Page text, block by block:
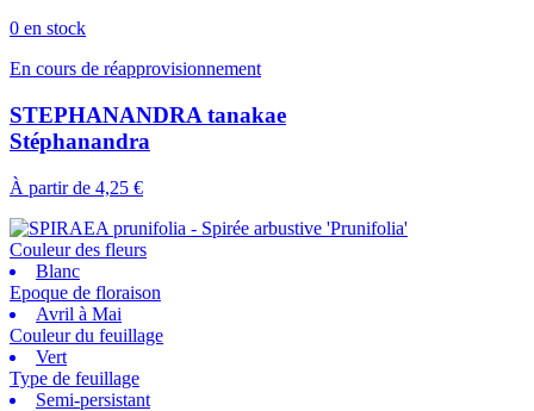
0 en stock
En cours de réapprovisionnement
STEPHANANDRA tanakae
Stéphanandra
À partir de 4,25 €
Couleur des fleurs
Blanc
Epoque de floraison
Avril à Mai
Couleur du feuillage
Vert
Type de feuillage
Semi-persistant